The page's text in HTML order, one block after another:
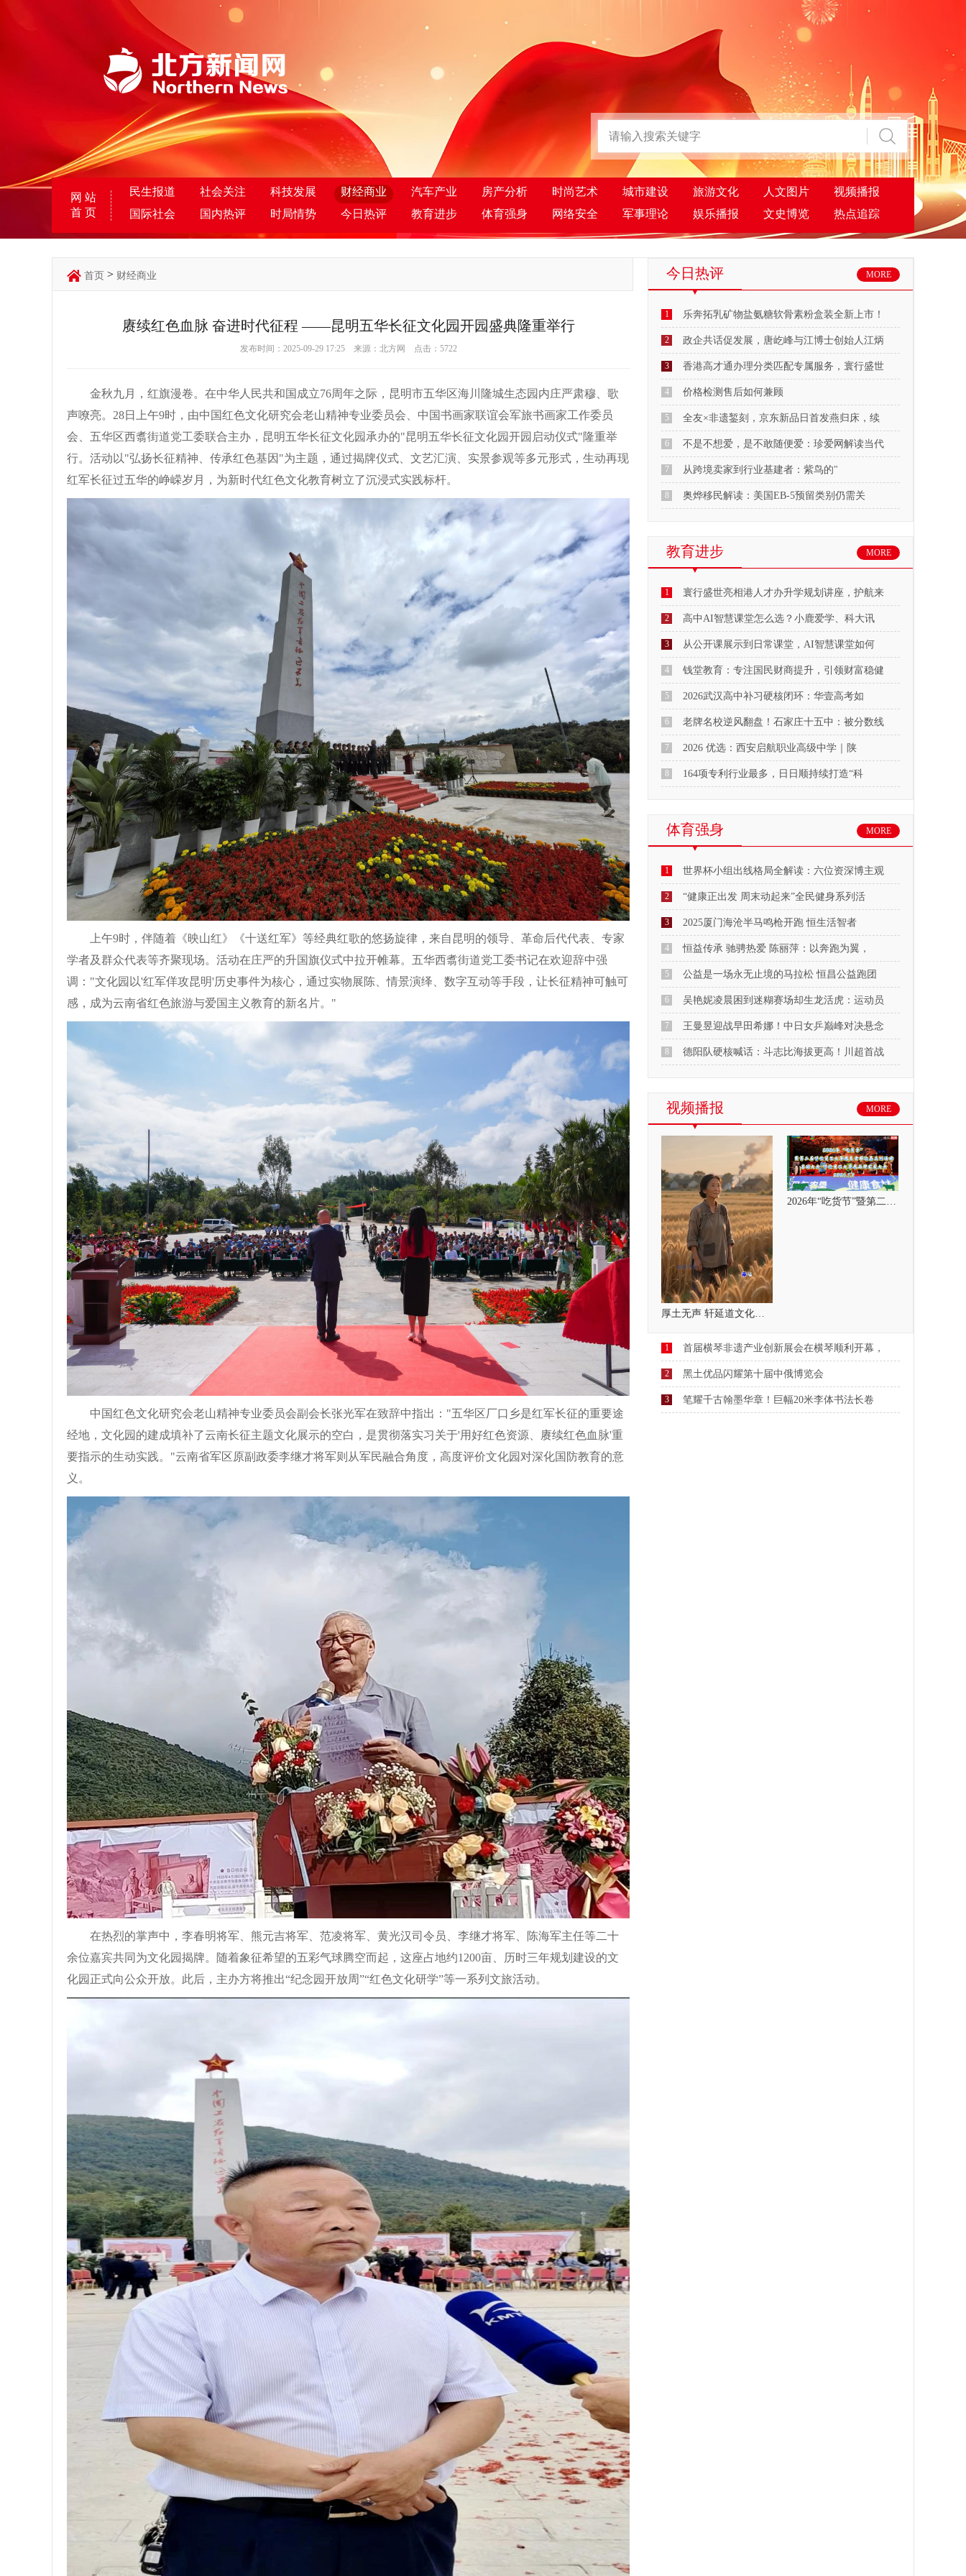
网 站
首 页
民生报道 社会关注 科技发展 财经商业 汽车产业 房产分析 时尚艺术 城市建设 旅游文化 人文图片
视频播报
国际社会
国内热评 时局情势 今日热评 教育进步 体育强身 网络安全 军事理论 娱乐播报 文史博览 热点追踪
首页 > 财经商业
赓续红色血脉 奋进时代征程 ——昆明五华长征文化园开园盛典隆重举行
发布时间：2025-09-29 17:25 来源：北方网 点击： 5722
金秋九月，红旗漫卷。在中华人民共和国成立76周年之际，昆明市五华区海川隆城生态园内庄严肃穆、歌
声嘹亮。28日上午9时，由中国红色文化研究会老山精神专业委员会、中国书画家联谊会军旅书画家工作委员
会、五华区西翥街道党工委联合主办，昆明五华长征文化园承办的"昆明五华长征文化园开园启动仪式"隆重举
行。活动以"弘扬长征精神、传承红色基因"为主题，通过揭牌仪式、文艺汇演、实景参观等多元形式，生动再现
红军长征过五华的峥嵘岁月，为新时代红色文化教育树立了沉浸式实践标杆。
上午9时，伴随着《映山红》《十送红军》等经典红歌的悠扬旋律，来自昆明的领导、革命后代代表、专家
学者及群众代表等齐聚现场。活动在庄严的升国旗仪式中拉开帷幕。五华西翥街道党工委书记在欢迎辞中强
调："文化园以'红军佯攻昆明'历史事件为核心，通过实物展陈、情景演绎、数字互动等手段，让长征精神可触可
感，成为云南省红色旅游与爱国主义教育的新名片。"
中国红色文化研究会老山精神专业委员会副会长张光军在致辞中指出："五华区厂口乡是红军长征的重要途
经地，文化园的建成填补了云南长征主题文化展示的空白，是贯彻落实习关于'用好红色资源、赓续红色血脉'重
要指示的生动实践。"云南省军区原副政委李继才将军则从军民融合角度，高度评价文化园对深化国防教育的意
义。
在热烈的掌声中，李春明将军、熊元吉将军、范凌将军、黄光汉司令员、李继才将军、陈海军主任等二十
余位嘉宾共同为文化园揭牌。随着象征希望的五彩气球腾空而起，这座占地约1200亩、历时三年规划建设的文
化园正式向公众开放。此后，主办方将推出“纪念园开放周”“红色文化研学”等一系列文旅活动。
今日热评 MORE
1 乐奔拓乳矿物盐氨糖软骨素粉盒装全新上市！
2 政企共话促发展，唐屹峰与江博士创始人江炳
3 香港高才通办理分类匹配专属服务，寰行盛世
4 价格检测售后如何兼顾
5 全友×非遗錾刻，京东新品日首发燕归床，续
6 不是不想爱，是不敢随便爱：珍爱网解读当代
7 从跨境卖家到行业基建者：紫鸟的"
8 奥烨移民解读：美国EB-5预留类别仍需关
教育进步 MORE
1 寰行盛世亮相港人才办升学规划讲座，护航来
2 高中AI智慧课堂怎么选？小鹿爱学、科大讯
3 从公开课展示到日常课堂，AI智慧课堂如何
4 钱堂教育：专注国民财商提升，引领财富稳健
5 2026武汉高中补习硬核闭环：华壹高考如
6 老牌名校逆风翻盘！石家庄十五中：被分数线
7 2026 优选：西安启航职业高级中学｜陕
8 164项专利行业最多，日日顺持续打造“科
体育强身 MORE
1 世界杯小组出线格局全解读：六位资深博主观
2 “健康正出发 周末动起来”全民健身系列活
3 2025厦门海沧半马鸣枪开跑 恒生活智者
4 恒益传承 驰骋热爱 陈丽萍：以奔跑为翼，
5 公益是一场永无止境的马拉松 恒昌公益跑团
6 吴艳妮凌晨困到迷糊赛场却生龙活虎：运动员
7 王曼昱迎战早田希娜！中日女乒巅峰对决悬念
8 德阳队硬核喊话：斗志比海拔更高！川超首战
视频播报 MORE
厚土无声 轩延道文化，疗愈自己，温暖他人
2026年“吃货节”暨第二届呼伦贝尔大草
1 首届横琴非遗产业创新展会在横琴顺利开幕，
2 黑土优品闪耀第十届中俄博览会
3 笔耀千古翰墨华章！巨幅20米李体书法长卷